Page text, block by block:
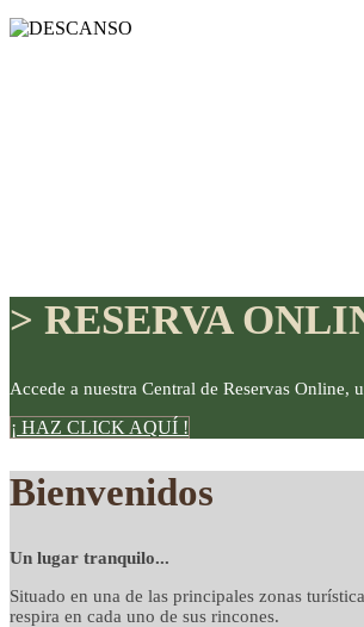
DISFRUTE
detalles
> RESERVA
Accede a nuestra Central de Reservas Online,
¡ HAZ CLICK AQUÍ !
Bienvenidos
Un lugar tranquilo...
Situado en una de las principales zonas
respira en cada uno de sus rincones.